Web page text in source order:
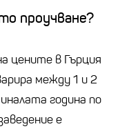
проучване?
цените в Гърция
между 1 и 2
година по
е